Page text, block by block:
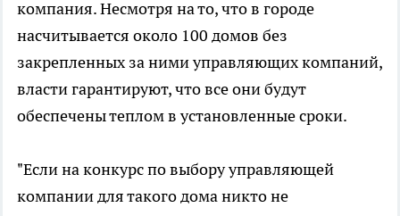
компания. Несмотря на то, что в городе
насчитывается около 100 домов без
закрепленных за ними управляющих компаний,
власти гарантируют, что все они будут
обеспечены теплом в установленные сроки.
"Если на конкурс по выбору управляющей
компании для такого дома никто не